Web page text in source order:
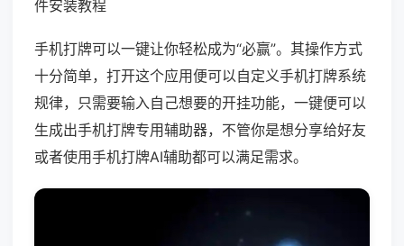
件安装教程
手机打牌可以一键让你轻松成为“必赢”。其操作方式
十分简单，打开这个应用便可以自定义手机打牌系统
规律，只需要输入自己想要的开挂功能，一键便可以
生成出手机打牌专用辅助器，不管你是想分享给好友
或者使用手机打牌AI辅助都可以满足需求。